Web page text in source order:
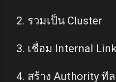
รวมเป็น Cluster
เชื่อม Internal
สร้าง Authority ที